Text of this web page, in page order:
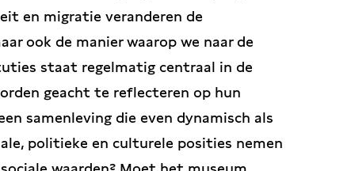
migratie veranderen de
ook de manier waarop we naar de
staat regelmatig centraal in de
geacht te reflecteren op hun
samenleving die even dynamisch als
politieke en culturele posities nemen